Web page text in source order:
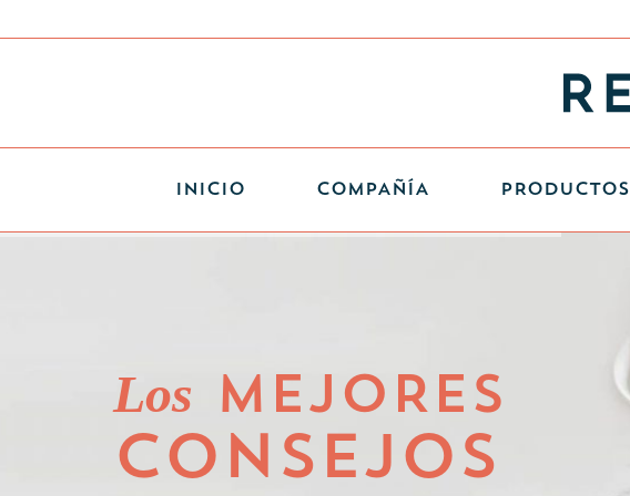
INICIO COMPAÑÍA PRODUCTOS
Los MEJORES
CONSEJOS